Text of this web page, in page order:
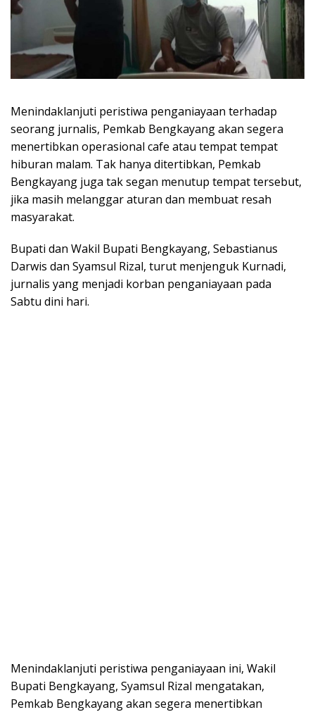
Menindaklanjuti peristiwa penganiayaan terhadap
seorang jurnalis, Pemkab Bengkayang akan segera
menertibkan operasional cafe atau tempat tempat
hiburan malam. Tak hanya ditertibkan, Pemkab
Bengkayang juga tak segan menutup tempat tersebut,
jika masih melanggar aturan dan membuat resah
masyarakat.
Bupati dan Wakil Bupati Bengkayang, Sebastianus
Darwis dan Syamsul Rizal, turut menjenguk Kurnadi,
jurnalis yang menjadi korban penganiayaan pada
Sabtu dini hari.
Menindaklanjuti peristiwa penganiayaan ini, Wakil
Bupati Bengkayang, Syamsul Rizal mengatakan,
Pemkab Bengkayang akan segera menertibkan